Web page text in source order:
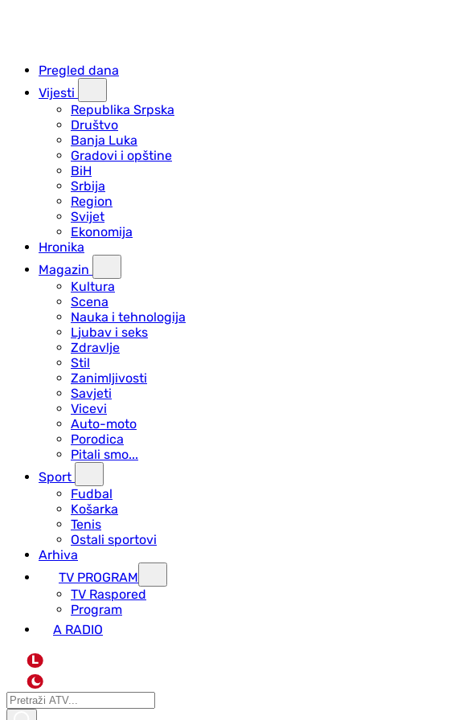
Pregled dana
Vijesti
Republika Srpska
Društvo
Banja Luka
Gradovi i opštine
BiH
Srbija
Region
Svijet
Ekonomija
Hronika
Magazin
Kultura
Scena
Nauka i tehnologija
Ljubav i seks
Zdravlje
Stil
Zanimljivosti
Savjeti
Vicevi
Auto-moto
Porodica
Pitali smo...
Sport
Fudbal
Košarka
Tenis
Ostali sportovi
Arhiva
TV PROGRAM
ТV Raspored
Program
A RADIO
L